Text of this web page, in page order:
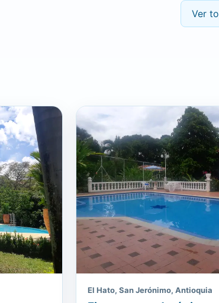
Ver
El Hato, San Jerónimo, Antioquia